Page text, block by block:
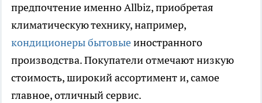
предпочтение именно Аllbiz, приобретая
климатическую технику, например,
кондиционеры бытовыеиностранного
производства. Покупатели отмечают низкую
стоимость, широкий ассортимент и, самое
главное, отличный сервис.